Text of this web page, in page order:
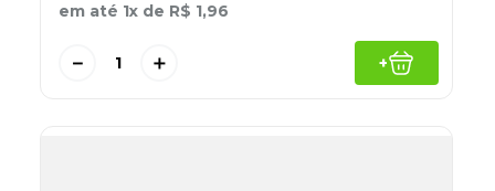
em até 1x de R$ 1,96
＋
－ +